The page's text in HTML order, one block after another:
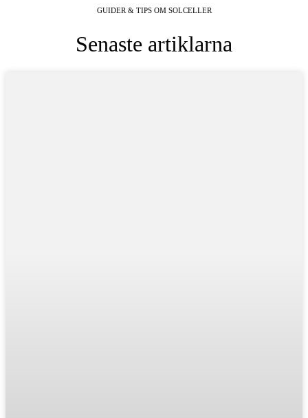
GUIDER & TIPS OM SOLCELLER
Senaste artiklarna